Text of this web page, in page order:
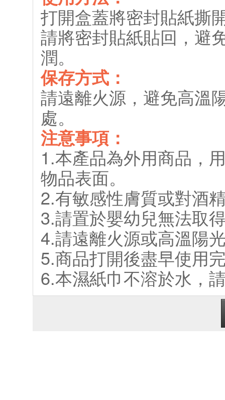
打開盒蓋將密封貼紙撕
請將密封貼紙貼回，避
潤。
保存方式：
請遠離火源，避免高溫
處。
注意事項：
1.本產品為外用商品，
物品表面。
2.有敏感性膚質或對酒
3.請置於嬰幼兒無法取
4.請遠離火源或高溫陽
5.商品打開後盡早使用
6.本濕紙巾不溶於水，